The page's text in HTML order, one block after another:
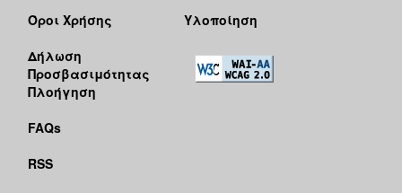
Όροι Χρήσης
Δήλωση
Προσβασιμότητας
Πλοήγηση
FAQs
RSS
Υλοποίηση